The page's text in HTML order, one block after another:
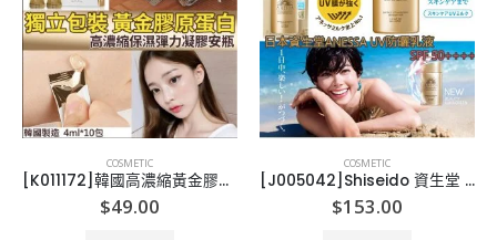
COSMETIC
[K011172]韓國高濃縮黃金膠原蛋白凝膠安瓶(4ml*10條)
$49.00
COSMETIC
[J005042]Shiseido 資生堂 – ANESSA UV金色防曬乳液 Spf 50++++ 60ml
$153.00